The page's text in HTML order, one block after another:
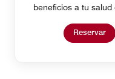
beneficios a tu
Reservar